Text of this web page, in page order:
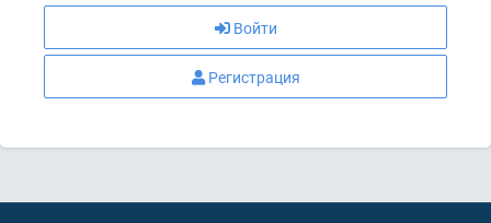
Войти
Регистрация